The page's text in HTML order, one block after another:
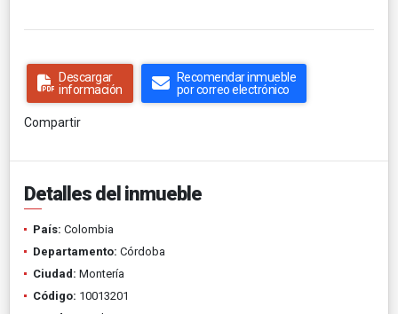
Descargar
información
Recomendar inmueble
por correo electrónico
Compartir
Detalles del inmueble
País: Colombia
Departamento: Córdoba
Ciudad: Montería
Código: 10013201